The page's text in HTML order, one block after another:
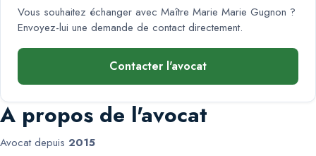
Vous souhaitez échanger avec Maître Marie Marie Gugnon ?
Envoyez-lui une demande de contact directement.
Contacter l'avocat
A propos de l'avocat
Avocat depuis 2015